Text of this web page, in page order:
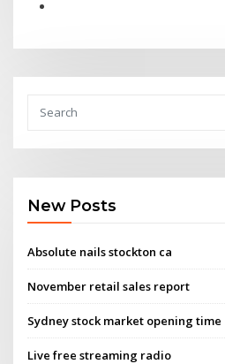
New Posts
Absolute nails stockton ca
November retail sales report
Sydney stock market opening time
Live free streaming radio